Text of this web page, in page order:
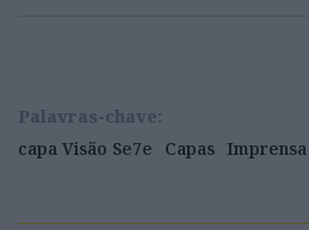
Palavras-chave:
capa Visão Se7e
Capas Imprensa